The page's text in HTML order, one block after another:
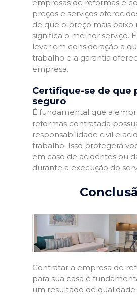
empresas de reformas e
preços e serviços
de que o preço mais
significa o melhor serviço.
levar em consideração a
trabalho e a garantia
empresa.
Certifique-se de que
seguro
É fundamental que a
reformas contratada
responsabilidade civil e
trabalho. Isso protegerá
em caso de acidentes ou
durante a execução do
Contratar a empresa de
para sua casa é
um resultado de qualidade